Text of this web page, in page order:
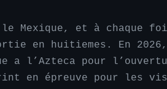
Mexique, et à chaque
en huitiemes. En
l’Azteca pour
en épreuve pour les